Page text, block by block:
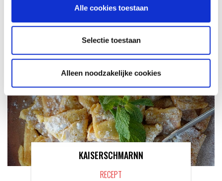
Alle cookies toestaan
Selectie toestaan
Alleen noodzakelijke cookies
MEER INFORMATIE
KAISERSCHMARNN
RECEPT